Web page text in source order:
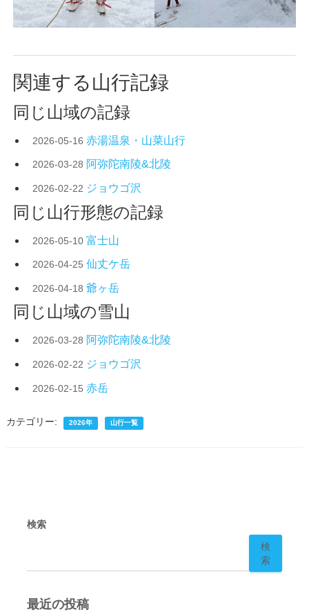
関連する山行記録
同じ山域の記録
2026-05-16 赤湯温泉・山菜山行
2026-03-28 阿弥陀南陵&北陵
2026-02-22 ジョウゴ沢
同じ山行形態の記録
2026-05-10 富士山
2026-04-25 仙丈ケ岳
2026-04-18 爺ヶ岳
同じ山域の雪山
2026-03-28 阿弥陀南陵&北陵
2026-02-22 ジョウゴ沢
2026-02-15 赤岳
カテゴリー: 2026年 山行一覧
検索
検
索
最近の投稿